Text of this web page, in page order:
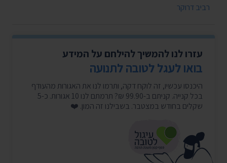
רביב דרוקר
עזרו לנו להמשיך להילחם על המידע
בואו לעגל לטובה לתנועה
היכנסו עכשיו, זה לוקח דקה, ותרמו לנו את האגורות מהעודף
בכל קנייה. קניתם ב-99.90 ₪? תרמתם לנו 10 אגורות. כ-5
שקלים בחודש במצטבר. בשבילנו זה המון. ❤️